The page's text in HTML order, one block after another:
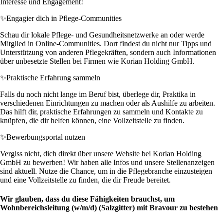
Interesse und Engagement!
✨Engagier dich in Pflege-Communities
Schau dir lokale Pflege- und Gesundheitsnetzwerke an oder werde
Mitglied in Online-Communities. Dort findest du nicht nur Tipps und
Unterstützung von anderen Pflegekräften, sondern auch Informationen
über unbesetzte Stellen bei Firmen wie Korian Holding GmbH.
✨Praktische Erfahrung sammeln
Falls du noch nicht lange im Beruf bist, überlege dir, Praktika in
verschiedenen Einrichtungen zu machen oder als Aushilfe zu arbeiten.
Das hilft dir, praktische Erfahrungen zu sammeln und Kontakte zu
knüpfen, die dir helfen können, eine Vollzeitstelle zu finden.
✨Bewerbungsportal nutzen
Vergiss nicht, dich direkt über unsere Website bei Korian Holding
GmbH zu bewerben! Wir haben alle Infos und unsere Stellenanzeigen
sind aktuell. Nutze die Chance, um in die Pflegebranche einzusteigen
und eine Vollzeitstelle zu finden, die dir Freude bereitet.
Wir glauben, dass du diese Fähigkeiten brauchst, um
Wohnbereichsleitung (w/m/d) (Salzgitter) mit Bravour zu bestehen